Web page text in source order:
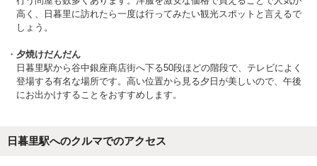
高く、日暮里に訪れたら一度は行ってみたい観光スポットと言えるで
しょう。
夕焼けだんだん
日暮里駅から谷中銀座商店街へ下る50段ほどの階段で、テレビによく
登場する有名な場所です。高い位置から見る夕日が美しいので、午後
にお出かけすることをおすすめします。
日暮里駅へのクルマでのアクセス